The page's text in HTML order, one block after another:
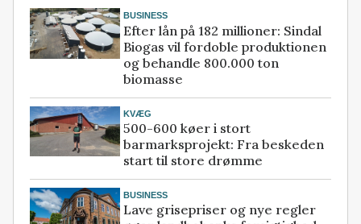
BUSINESS
Efter lån på 182 millioner: Sindal
Biogas vil fordoble produktionen
og behandle 800.000 ton
biomasse
KVÆG
500-600 køer i stort
barmarksprojekt: Fra beskeden
start til store drømme
BUSINESS
Lave grisepriser og nye regler